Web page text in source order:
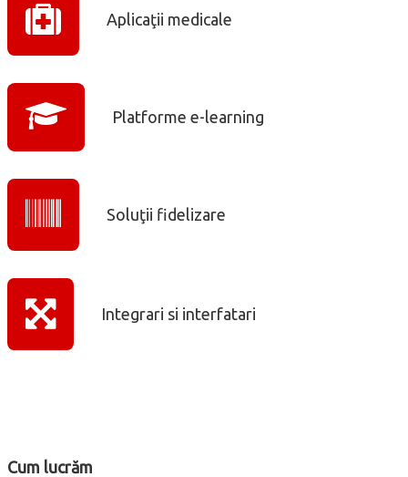
Aplicaţii medicale
Platforme e-learning
Soluţii fidelizare
Integrari si interfatari
Cum lucrăm